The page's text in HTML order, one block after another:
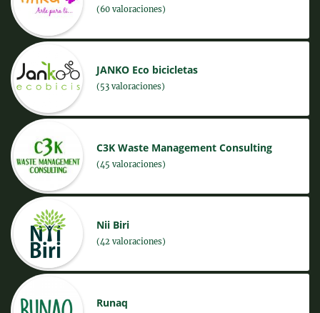
(60 valoraciones)
JANKO Eco bicicletas
(53 valoraciones)
C3K Waste Management Consulting
(45 valoraciones)
Nii Biri
(42 valoraciones)
Runaq